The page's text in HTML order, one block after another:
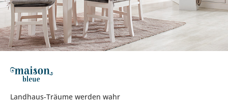
Landhaus-Träume werden wahr